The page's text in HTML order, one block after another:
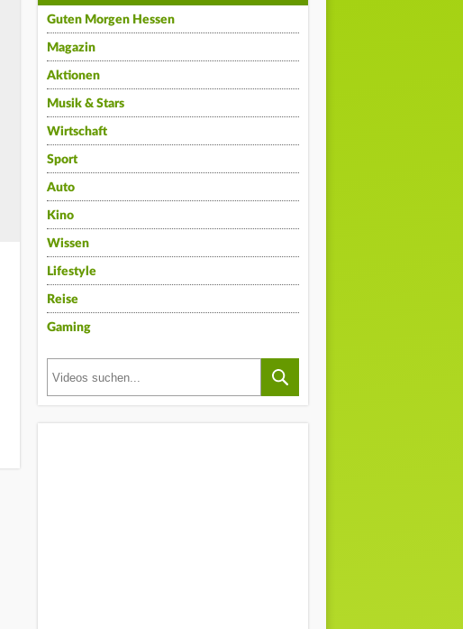
Guten Morgen Hessen
Magazin
Aktionen
Musik & Stars
Wirtschaft
Sport
Auto
Kino
Wissen
Lifestyle
Reise
Gaming